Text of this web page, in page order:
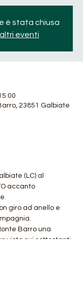
è stata chiusa
eventi
23851 Galbiate
(LC) al
accanto
giro ad anello e
Barro una
vista sui sottostanti